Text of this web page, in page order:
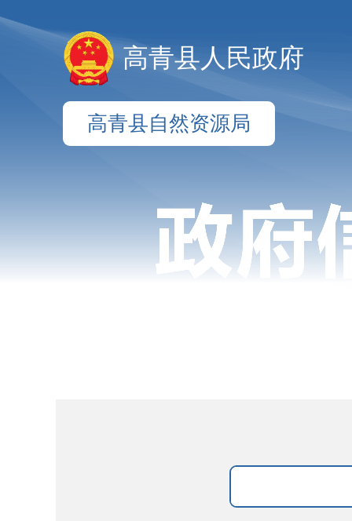
高青县人民政府
高青县自然资源局